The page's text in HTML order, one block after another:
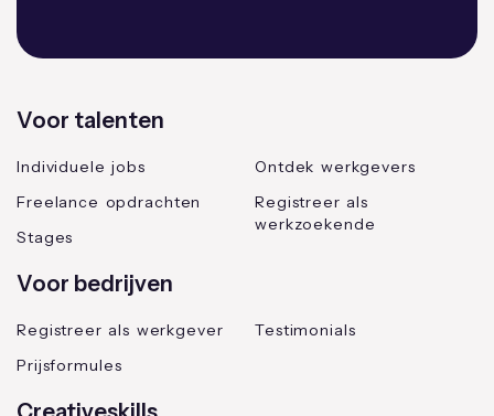
Voor talenten
Individuele jobs
Freelance opdrachten
Stages
Ontdek werkgevers
Registreer als
werkzoekende
Voor bedrijven
Registreer als werkgever
Prijsformules
Testimonials